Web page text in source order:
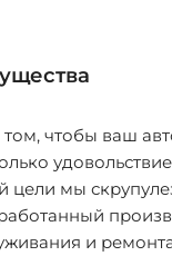
чтобы ваш
цели мы
и